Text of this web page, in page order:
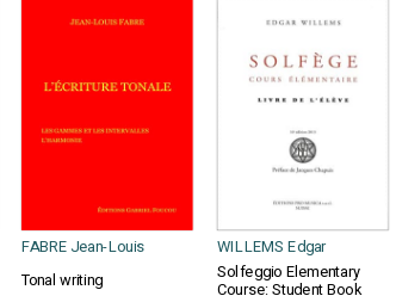
FABRE Jean-Louis WILLEMS Edgar
Tonal writing Solfeggio Elementary
Course: Student Book